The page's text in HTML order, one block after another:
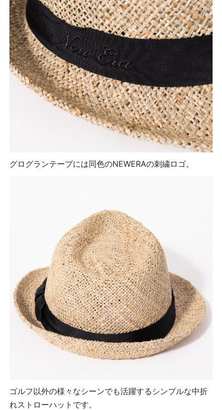
グログランテープには同色のNEWERAの刺繍ロゴ。
ゴルフ以外の様々なシーンでも活躍するシンプルな中折
れストローハットです。